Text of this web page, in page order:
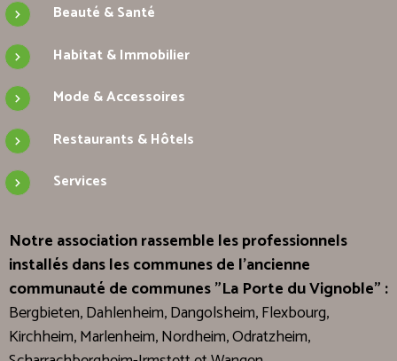
Beauté & Santé
Habitat & Immobilier
Mode & Accessoires
Restaurants & Hôtels
Services
Notre association rassemble les professionnels
installés dans les communes de l'ancienne
communauté de communes "La Porte du Vignoble" :
Bergbieten, Dahlenheim, Dangolsheim, Flexbourg,
Kirchheim, Marlenheim, Nordheim, Odratzheim,